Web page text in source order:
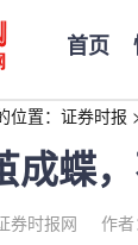
首页
置： 证券时报
成蝶
券时报网 作